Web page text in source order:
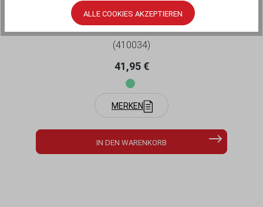
RAM-B-201U
(410034)
Regulärer Preis:
41,95 €
MERKEN
IN DEN WARENKORB
ALLE COOKIES AKZEPTIEREN